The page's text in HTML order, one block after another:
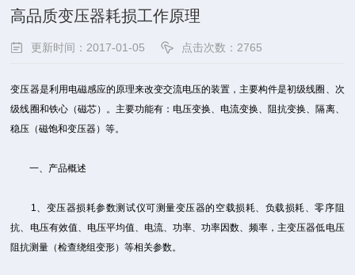
高品质变压器耗损工作原理
更新时间：2017-01-05 点击次数：2765
变压器是利用电磁感应的原理来改变交流电压的装置，主要构件是初级线圈、次
级线圈和铁心（磁芯）。主要功能有：电压变换、电流变换、阻抗变换、隔离、
稳压（磁饱和变压器）等。
一、产品概述
1、变压器损耗参数测试仪可测量变压器的空载损耗、负载损耗、零序阻
抗、电压有效值、电压平均值、电流、功率、功率因数、频率，主变压器低电压
阻抗测量（检查绕组变形）等相关参数。